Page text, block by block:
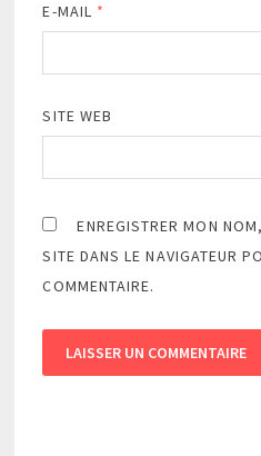
E-MAIL *
SITE WEB
ENREGISTRER MON
SITE DANS LE NAVIGATEUR
COMMENTAIRE.